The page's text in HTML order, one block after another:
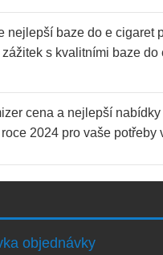
nejlepší baze do e cigaret
s kvalitními baze do
cena a nejlepší
2024 pro vaše potřeby
objednávky